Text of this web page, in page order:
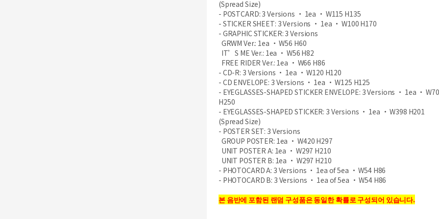
(Spread Size)
- POSTCARD: 3 Versions ‧ 1ea ‧ W115 H135
- STICKER SHEET: 3 Versions ‧ 1ea ‧ W100 H170
- GRAPHIC STICKER: 3 Versions
GRWM Ver.: 1ea ‧ W56 H60
IT’S ME Ver.: 1ea ‧ W56 H82
FREE RIDER Ver.: 1ea ‧ W66 H86
- CD-R: 3 Versions ‧ 1ea ‧ W120 H120
- CD ENVELOPE: 3 Versions ‧ 1ea ‧ W125 H125
- EYEGLASSES-SHAPED STICKER ENVELOPE: 3 Versions ‧ 1ea ‧ W70
H250
- EYEGLASSES-SHAPED STICKER: 3 Versions ‧ 1ea ‧ W398 H201
(Spread Size)
- POSTER SET: 3 Versions
GROUP POSTER: 1ea ‧ W420 H297
UNIT POSTER A: 1ea ‧ W297 H210
UNIT POSTER B: 1ea ‧ W297 H210
- PHOTOCARD A: 3 Versions ‧ 1ea of 5ea ‧ W54 H86
- PHOTOCARD B: 3 Versions ‧ 1ea of 5ea ‧ W54 H86
본 음반에 포함된 랜덤 구성품은 동일한 확률로 구성되어 있습니다.